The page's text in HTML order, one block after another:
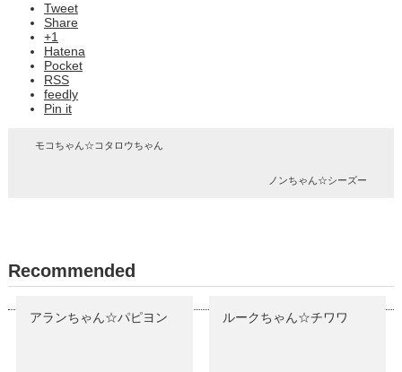
Tweet
Share
+1
Hatena
Pocket
RSS
feedly
Pin it
モコちゃん☆コタロウちゃん
ノンちゃん☆シーズー
Recommended
アランちゃん☆パピヨン ルークちゃん☆チワワ